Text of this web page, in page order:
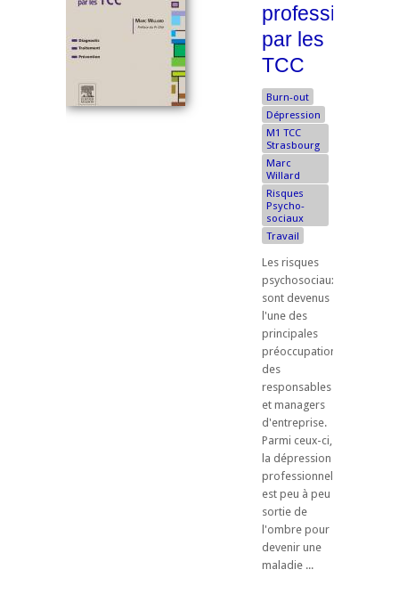
par les
TCC
Burn-out
Dépression
M1 TCC
Strasbourg
Marc
Willard
Risques
Psycho-
sociaux
Travail
Les risques
psychosociaux
sont devenus
l'une des
principales
préoccupations
des
responsables
et managers
d'entreprise.
Parmi ceux-ci,
la dépression
professionnelle
est peu à peu
sortie de
l'ombre pour
devenir une
maladie ...